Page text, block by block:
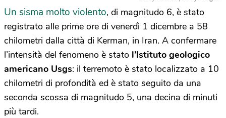
Un sisma molto violento, di magnitudo 6, è stato
registrato alle prime ore di venerdì 1 dicembre a 58
chilometri dalla città di Kerman, in Iran. A confermare
l’intensità del fenomeno è stato l’Istituto geologico
americano Usgs: il terremoto è stato localizzato a 10
chilometri di profondità ed è stato seguito da una
seconda scossa di magnitudo 5, una decina di minuti
più tardi.